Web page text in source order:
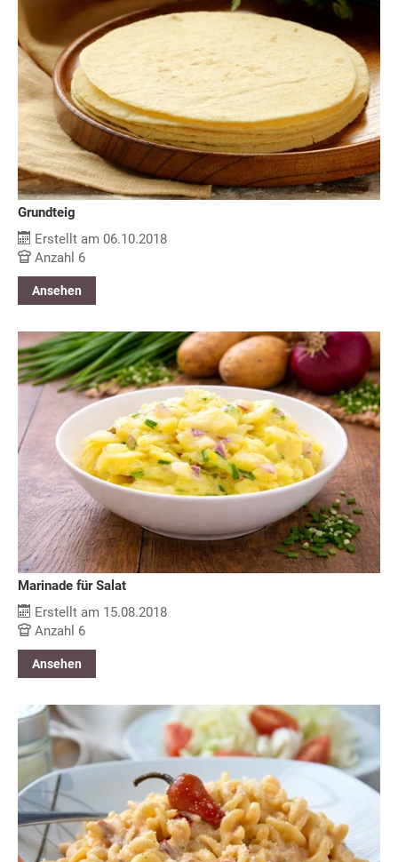
Grundteig
Erstellt am 06.10.2018
Anzahl 6
Ansehen
Marinade für Salat
Erstellt am 15.08.2018
Anzahl 6
Ansehen